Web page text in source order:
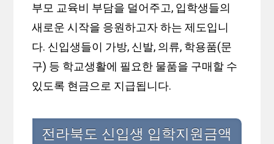
부모 교육비 부담을 덜어주고, 입학생들의
새로운 시작을 응원하고자 하는 제도입니
다. 신입생들이 가방, 신발, 의류, 학용품(문
구) 등 학교생활에 필요한 물품을 구매할 수
있도록 현금으로 지급됩니다.
전라북도 신입생 입학지원금액